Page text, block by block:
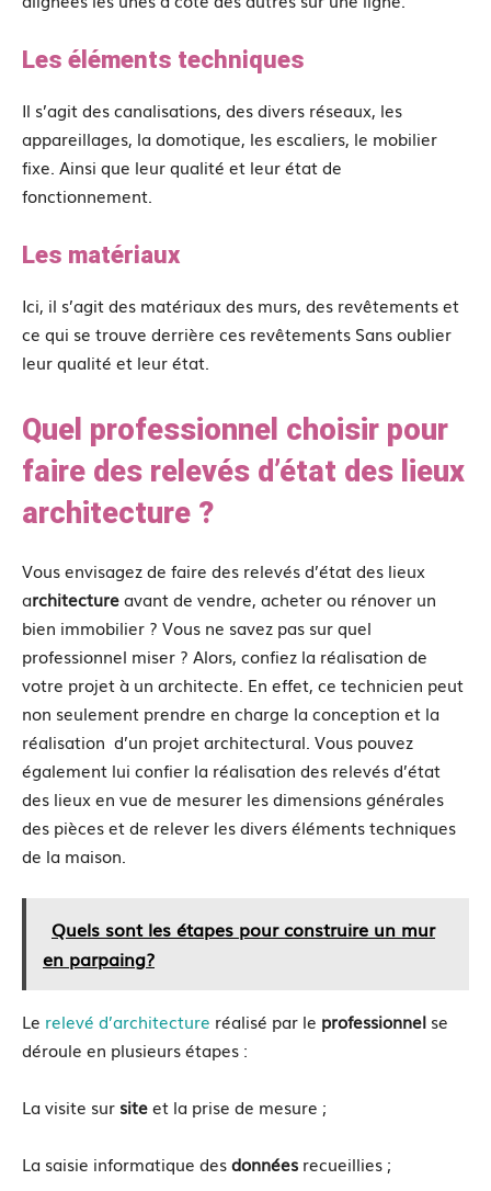
Les éléments techniques
Il s’agit des canalisations, des divers réseaux, les
appareillages, la domotique, les escaliers, le mobilier
fixe. Ainsi que leur qualité et leur état de
fonctionnement.
Les matériaux
Ici, il s’agit des matériaux des murs, des revêtements et
ce qui se trouve derrière ces revêtements Sans oublier
leur qualité et leur état.
Quel professionnel choisir pour
faire des relevés d’état des lieux
architecture ?
Vous envisagez de faire des relevés d’état des lieux
architectureavant de vendre, acheter ou rénover un
bien immobilier ? Vous ne savez pas sur quel
professionnel miser ? Alors, confiez la réalisation de
votre projet à un architecte. En effet, ce technicien peut
non seulement prendre en charge la conception et la
réalisation d’un projet architectural. Vous pouvez
également lui confier la réalisation des relevés d’état
des lieux en vue de mesurer les dimensions générales
des pièces et de relever les divers éléments techniques
de la maison.
Quels sont les étapes pour construire un mur
en parpaing?
Le relevé d’architecture réalisé par le professionnel se
déroule en plusieurs étapes :
La visite sur siteet la prise de mesure ;
La saisie informatique desdonnées recueillies ;